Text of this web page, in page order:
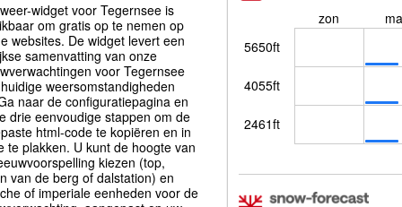
widget voor Tegernsee is
om gratis op te nemen op
websites. De widget levert een
samenvatting van onze
voor Tegernsee
weersomstandigheden
naar de configuratiepagina en
drie eenvoudige stappen om de
html-code te kopiëren en in
te plakken. U kunt de hoogte van
kiezen (top,
van de berg of dalstation) en
of imperiale eenheden voor de